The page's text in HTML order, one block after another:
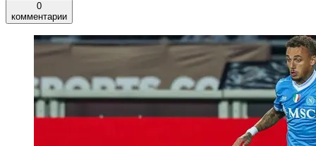
0
комментарии